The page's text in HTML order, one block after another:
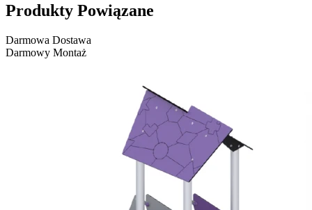
Produkty Powiązane
Darmowa Dostawa
Darmowy Montaż